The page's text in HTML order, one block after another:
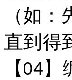
（如：
直到得
【 04】